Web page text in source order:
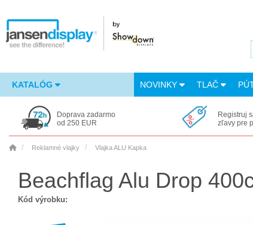
KATALÓG NOVINKY TLAČ
Doprava zadarmo
od 250 EUR
Registruj
zľavy pre
Reklamné vlajky Vlajka ALU Kapka
Beachflag Alu Drop
Kód výrobku: